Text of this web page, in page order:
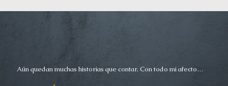
Aún quedan muchas historias que contar. Con todo mi afecto…